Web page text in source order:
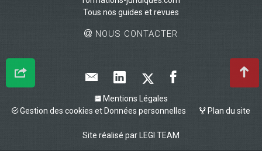
Tous nos guides et revues
NOUS CONTACTER
Mentions Légales
Gestion des cookies et Données personnelles
Plan du site
Site réalisé par LEGI TEAM